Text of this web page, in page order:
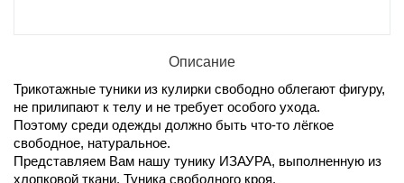
Описание
Трикотажные туники из кулирки свободно облегают фигуру,
не прилипают к телу и не требует особого ухода.
Поэтому среди одежды должно быть что-то лёгкое
свободное, натуральное.
Представляем Вам нашу тунику ИЗАУРА, выполненную из
хлопковой ткани. Туника свободного кроя.